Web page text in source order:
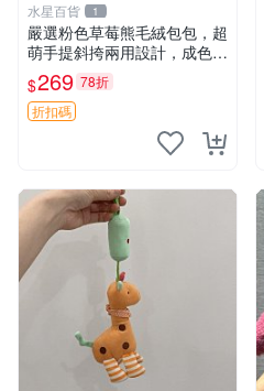
水星百貨 1
嚴選粉色草莓熊毛絨包包，超
萌手提斜挎兩用設計，成色上
佳容量大 粉紅草莓 毛絨包 超
大容量
$269 78折
折扣碼